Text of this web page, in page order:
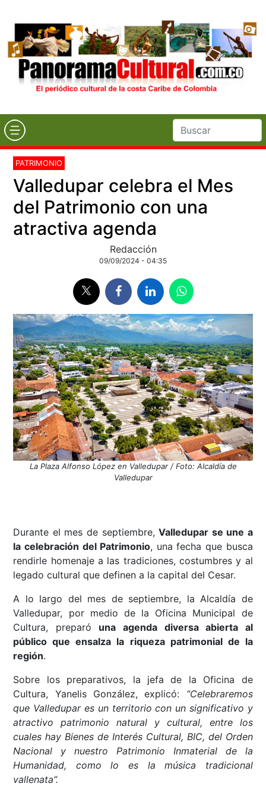
PATRIMONIO
Valledupar celebra el Mes
del Patrimonio con una
atractiva agenda
Redacción
09/09/2024 - 04:35
La Plaza Alfonso López en Valledupar / Foto: Alcaldía de
Valledupar
Durante el mes de septiembre,Valledupar se une a
la celebración del Patrimonio, una fecha que busca
rendirle homenaje a las tradiciones, costumbres y al
legado cultural que definen a la capital del Cesar.
A lo largo del mes de septiembre, la Alcaldía de
Valledupar, por medio de la Oficina Municipal de
Cultura, preparó una agenda diversa abierta al
público que ensalza la riqueza patrimonial de la
región.
Sobre los preparativos, la jefa de la Oficina de
Cultura, Yanelis González, explicó: “Celebraremos
que Valledupar es un territorio con un significativo y
atractivo patrimonio natural y cultural, entre los
cuales hay Bienes de Interés Cultural, BIC, del Orden
Nacional y nuestro Patrimonio Inmaterial de la
Humanidad, como lo es la música tradicional
vallenata”.